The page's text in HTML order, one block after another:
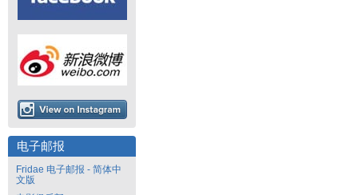
电子邮报
Fridae 电子邮报 - 简体中
文版